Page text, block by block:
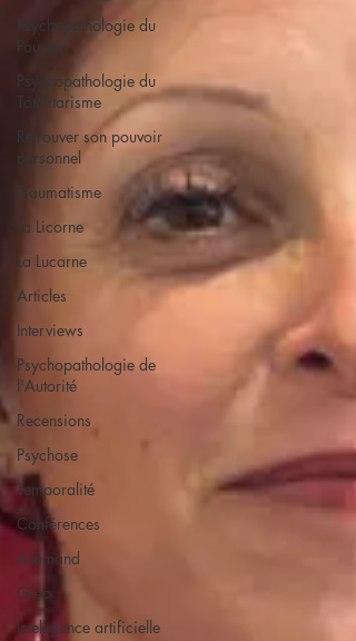
Psychopathologie du
Pouvoir
Psychopathologie du
Totalitarisme
Retrouver son pouvoir
personnel
Traumatisme
La Licorne
La Lucarne
Articles
Interviews
Psychopathologie de
l'Autorité
Recensions
Psychose
Temporalité
Conférences
Allemand
Grec
Intelligence artificielle